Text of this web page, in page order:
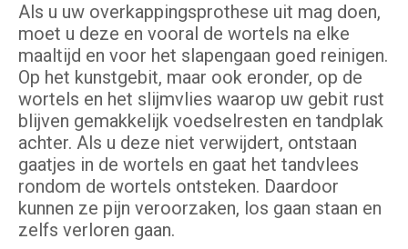
Als u uw overkappingsprothese uit mag doen,
moet u deze en vooral de wortels na elke
maaltijd en voor het slapengaan goed reinigen.
Op het kunstgebit, maar ook eronder, op de
wortels en het slijmvlies waarop uw gebit rust
blijven gemakkelijk voedselresten en tandplak
achter. Als u deze niet verwijdert, ontstaan
gaatjes in de wortels en gaat het tandvlees
rondom de wortels ontsteken. Daardoor
kunnen ze pijn veroorzaken, los gaan staan en
zelfs verloren gaan.